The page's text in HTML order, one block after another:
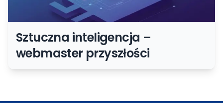
Sztuczna inteligencja –
webmaster przyszłości